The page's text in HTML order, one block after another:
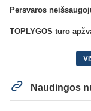
TOPLYGOS turo
Naudingos